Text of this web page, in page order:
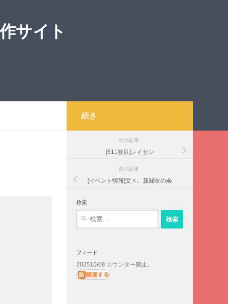
サイト
続き
次の記事
[611枚目]レイセン
前の記事
[イベント情報]文々。新聞友の会
検索
フィード
202510/08 カウンター廃止。